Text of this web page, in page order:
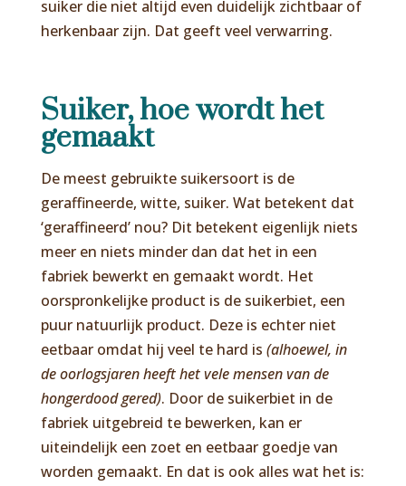
suiker die niet altijd even duidelijk zichtbaar of
herkenbaar zijn. Dat geeft veel verwarring.
Suiker, hoe wordt het
gemaakt
De meest gebruikte suikersoort is de
geraffineerde, witte, suiker. Wat betekent dat
‘geraffineerd’ nou? Dit betekent eigenlijk niets
meer en niets minder dan dat het in een
fabriek bewerkt en gemaakt wordt. Het
oorspronkelijke product is de suikerbiet, een
puur natuurlijk product. Deze is echter niet
eetbaar omdat hij veel te hard is (alhoewel, in
de oorlogsjaren heeft het vele mensen van de
hongerdood gered). Door de suikerbiet in de
fabriek uitgebreid te bewerken, kan er
uiteindelijk een zoet en eetbaar goedje van
worden gemaakt. En dat is ook alles wat het is: